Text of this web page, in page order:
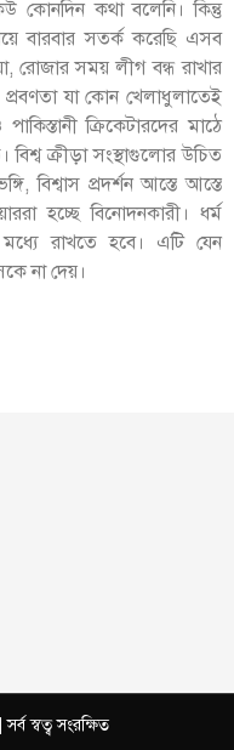
কোনদিন কথা বলেনি। কিন্তু
বারবার সতর্ক করেছি এসব
রোজার সময় লীগ বন্ধ রাখার
যা কোন খেলাধুলাতেই
ক্রিকেটারদের মাঠে
বিশ্ব ক্রীড়া সংস্থাগুলোর উচিত
বিশ্বাস প্রদর্শন আস্তে আস্তে
হচ্ছে বিনোদনকারী। ধর্ম
রাখতে হবে। এটি যেন
না দেয়।
স্বত্ব সংরক্ষিত